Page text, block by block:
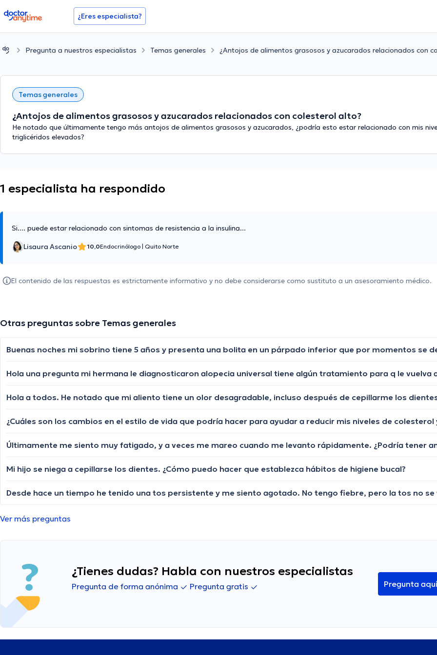
doctoranytime ¿Eres especialista?
Pregunta a nuestros especialistas Temas generales ¿Antojos de alimentos grasosos y azucarados relacionados con
Temas generales
¿Antojos de alimentos grasosos y azucarados relacionados con colesterol alto?
He notado que últimamente tengo más antojos de alimentos grasosos y azucarados, ¿podría esto estar relacionado con mis
triglicéridos elevados?
1 especialista ha respondido
Si.... puede estar relacionado con sintomas de resistencia a la insulina...
Lisaura Ascanio 10,0Endocrinólogo Quito Norte
El contenido de las respuestas es estrictamente informativo y no debe considerarse como sustituto a un asesoramiento médico.
Otras preguntas sobre Temas generales
Últimamente me siento muy fatigado, y a veces me mareo cuando me levanto rápidamente. ¿Podría tener
Mi hijo se niega a cepillarse los dientes. ¿Cómo puedo hacer que establezca hábitos de higiene bucal?
Ver más preguntas
¿Tienes dudas? Habla con nuestros especialistas
Pregunta de forma anónima Pregunta gratis Pregunta aquí